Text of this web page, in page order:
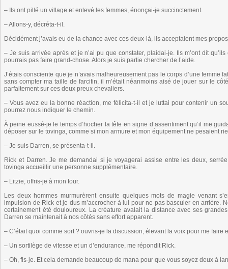
– Ils ont pillé un village et enlevé les femmes, énonçai-je succinctement.
– Allons-y, décréta-t-il.
Décidément j’avais eu de la chance avec ces deux-là, ils acceptaient mes
– Je suis arrivée après et je n’ai pu que constater, plaidai-je. Ils m’ont dit
pourrais pas faire grand-chose. Alors je suis partie chercher de l’aide.
J’étais consciente que je n’avais malheureusement pas le corps d’une
sans compter ma taille de farcitin, il m’était néanmoins aisé de jouer sur le
parfaitement sur ces deux preux chevaliers.
– Vous avez eu la bonne réaction, me félicita-t-il et je luttai pour contenir un
pourrez nous indiquer le chemin.
À peine eussé-je le temps d’hocher la tête en signe d’assentiment qu’il me
déposer sur le tovinga, comme si mon armure et mon équipement ne pesaient
– Je suis Darren, se présenta-t-il.
Rick et Darren. Je me demandai si je voyagerai assise entre les deux,
tovinga accueillir une personne supplémentaire.
– Litzie, offris-je à mon tour.
Les deux hommes murmurèrent ensuite quelques mots de magie venant
impulsion de Rick et je dus m’accrocher à lui pour ne pas basculer en arrière.
certainement été douloureux. La créature avalait la distance avec ses
Darren se maintenait à nos côtés sans effort apparent.
– C’était quoi comme sort ? ouvris-je la discussion, élevant la voix pour me
– Un sortilège de vitesse et un d’endurance, me répondit Rick.
– Oh, fis-je. Et cela demande beaucoup de mana pour que vous soyez deux à